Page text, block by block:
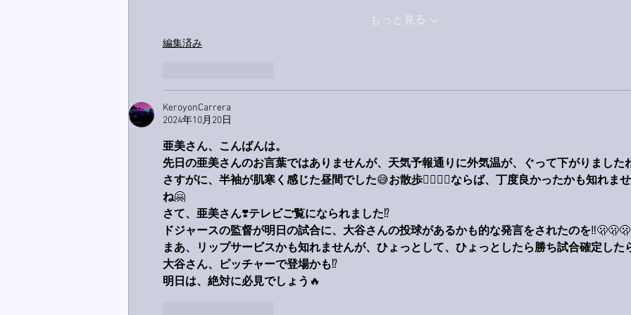
もっと見る
編集済み
KeroyonCarrera
2024年10月20日
亜美さん、こんばんは。
先日の亜美さんのお言葉ではありませんが、天気予報通りに外気温が、ぐって下がりました
さすがに、半袖が肌寒く感じた昼間でした😅お散歩🚶‍♀️🚶‍♂️ならば、丁度良かったかも知れま
ね🤗
さて、亜美さん❣️テレビご覧になられました⁉️
ドジャースの監督が明日の試合に、大谷さんの投球があるかも的な発言をされたのを‼️🫢🫢🫢
まあ、リップサービスかも知れませんが、ひょっとして、ひょっとしたら勝ち試合確定した
大谷さん、ピッチャーで登場かも⁉️
明日は、絶対に必見でしょう 🔥